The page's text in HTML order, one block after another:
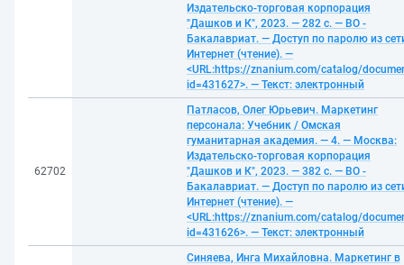
Издательско-торговая корпорация
"Дашков и К", 2023. — 282 с. — ВО -
Бакалавриат. — Доступ по паролю из
Интернет (чтение). —
<URL:https://znanium.com/catalog/
id=431627>. — Текст: электронный
62702
Патласов, Олег Юрьевич. Маркетинг
персонала: Учебник / Омская
гуманитарная академия. — 4. — Москва:
Издательско-торговая корпорация
"Дашков и К", 2023. — 382 с. — ВО -
Бакалавриат. — Доступ по паролю из
Интернет (чтение). —
<URL:https://znanium.com/catalog/
id=431626>. — Текст: электронный
Синяева, Инга Михайловна. Маркетинг в